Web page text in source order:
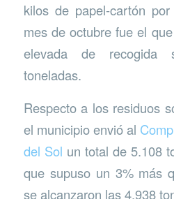
kilos de papel-cartón
mes de octubre fue el
elevada de recogida
toneladas.
Respecto a los residuos
el municipio envió al
del Sol un total de 5.108
que supuso un 3% más
se alcanzaron las 4.938